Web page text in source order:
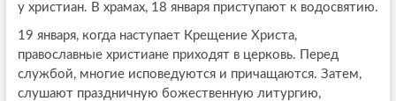
у христиан. В храмах, 18 января приступают к водосвятию.
19 января, когда наступает Крещение Христа,
православные христиане приходят в церковь. Перед
службой, многие исповедуются и причащаются. Затем,
слушают праздничную божественную литургию,